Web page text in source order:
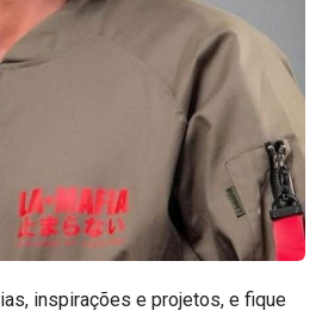
inspirações e projetos, e fique